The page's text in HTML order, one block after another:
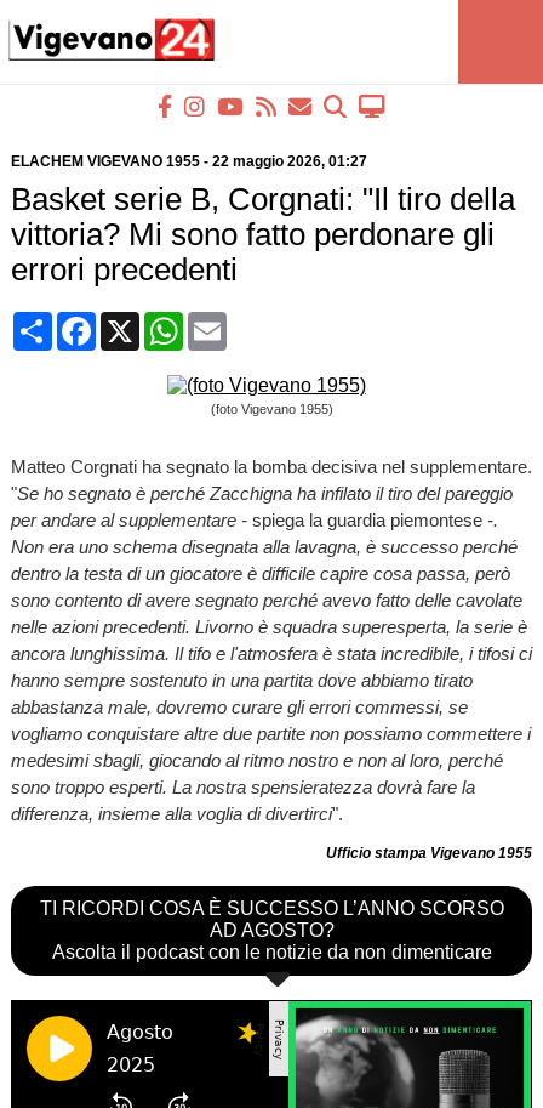
ELACHEM VIGEVANO 1955- 22 maggio 2026, 01:27
Basket serie B, Corgnati: "Il tiro della
vittoria? Mi sono fatto perdonare gli
errori precedenti
CondividiFacebook
X WhatsApp
Email
(foto Vigevano 1955)
Matteo Corgnati ha segnato la bomba decisiva nel supplementare.
"Se ho segnato è perché Zacchigna ha infilato il tiro del pareggio
per andare al supplementare - spiega la guardia piemontese-.
Non era uno schema disegnata alla lavagna, è successo perché
dentro la testa di un giocatore è difficile capire cosa passa, però
sono contento di avere segnato perché avevo fatto delle cavolate
nelle azioni precedenti. Livorno è squadra superesperta, la serie è
ancora lunghissima. Il tifo e l'atmosfera è stata incredibile, i tifosi ci
hanno sempre sostenuto in una partita dove abbiamo tirato
abbastanza male, dovremo curare gli errori commessi, se
vogliamo conquistare altre due partite non possiamo commettere i
medesimi sbagli, giocando al ritmo nostro e non al loro, perché
sono troppo esperti. La nostra spensieratezza dovrà fare la
differenza, insieme alla voglia di divertirci".
Ufficio stampa Vigevano 1955
TI RICORDI COSA È SUCCESSO L’ANNO SCORSO
AD AGOSTO?
Ascolta il podcast con le notizie da non dimenticare